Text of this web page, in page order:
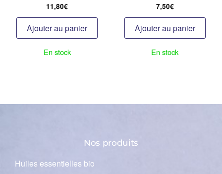
11,80€
Ajouter au panier
En stock
7,50€
Ajouter au panier
En stock
Nos produits
Huiles essentielles bio